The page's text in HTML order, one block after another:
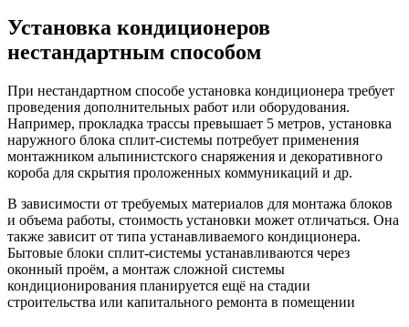
Установка кондиционеров
нестандартным способом
При нестандартном способе установка кондиционера требует
проведения дополнительных работ или оборудования.
Например, прокладка трассы превышает 5 метров, установка
наружного блока сплит-системы потребует применения
монтажником альпинистского снаряжения и декоративного
короба для скрытия проложенных коммуникаций и др.
В зависимости от требуемых материалов для монтажа блоков
и объема работы, стоимость установки может отличаться. Она
также зависит от типа устанавливаемого кондиционера.
Бытовые блоки сплит-системы устанавливаются через
оконный проём, а монтаж сложной системы
кондиционирования планируется ещё на стадии
строительства или капитального ремонта в помещении